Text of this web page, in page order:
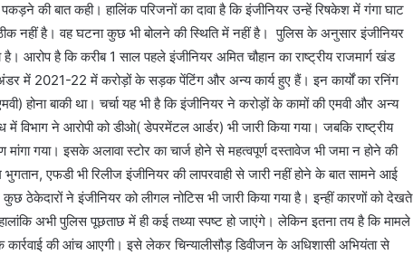
की बात कही। हालिंक परिजनों का दावा है कि इंजीनियर उन्हें रिषकेश में गंगा घाट
नहीं है। वह घटना कुछ भी बोलने की स्थिति में नहीं है। पुलिस के अनुसार इंजीनियर
आरोप है कि करीब 1 साल पहले इंजीनियर अमित चौहान का राष्ट्रीय राजमार्ग खंड
में 2021-22 में करोड़ों के सड़क पेंटिंग और अन्य कार्य हुए हैं। इन कार्यों का रनिंग
होना बाकी था। चर्चा यह भी है कि इंजीनियर ने करोड़ों के कामों की एमवी और अन्य
विभाग ने आरोपी को डीओ( डेपरमेंटल आर्डर) भी जारी किया गया। जबकि राष्ट्रीय
गया। इसके अलावा स्टोर का चार्ज होने से महत्वपूर्ण दस्तावेज भी जमा न होने की
एफडी भी रिलीज इंजीनियर की लापरवाही से जारी नहीं होने के बात सामने आई
ठेकेदारों ने इंजीनियर को लीगल नोटिस भी जारी किया गया है। इन्हीं कारणों को देखते
अभी पुलिस पूछताछ में ही कई तथ्या स्पष्ट हो जाएंगे। लेकिन इतना तय है कि मामले
की आंच आएगी। इसे लेकर चिन्यालीसौड़ डिवीजन के अधिशासी अभियंता से